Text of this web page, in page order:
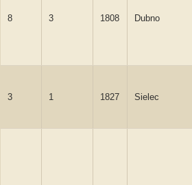
8 3 1808 Dubno
3 1 1827 Sielec